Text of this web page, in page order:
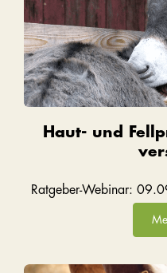
Haut- und
Ratgeber-Webinar: